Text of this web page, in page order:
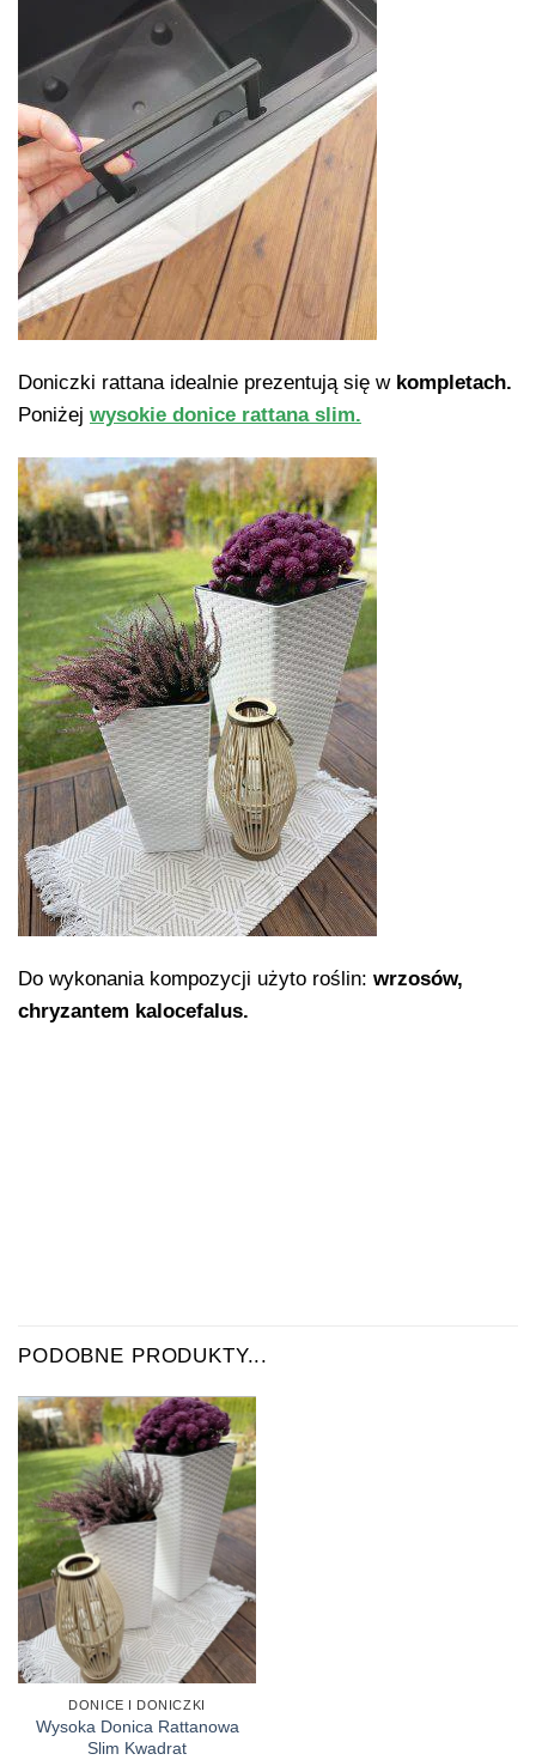
Doniczki rattana idealnie prezentują się wkompletach.
Poniżej wysokie donice rattana slim.
Do wykonania kompozycji użyto roślin: wrzosów,
chryzantem kalocefalus.
PODOBNE PRODUKTY...
DONICE I DONICZKI
Wysoka Donica Rattanowa
Slim Kwadrat